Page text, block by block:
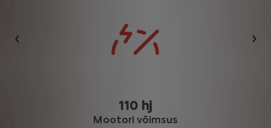
Eelmine
110 hj
Mootori võimsus